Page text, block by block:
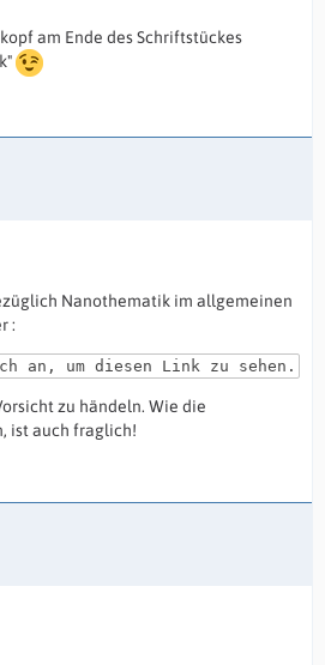
am Ende des Schriftstückes
Nanothematik im allgemeinen
:
an, um diesen Link zu sehen.
zu händeln. Wie die
ist auch fraglich!